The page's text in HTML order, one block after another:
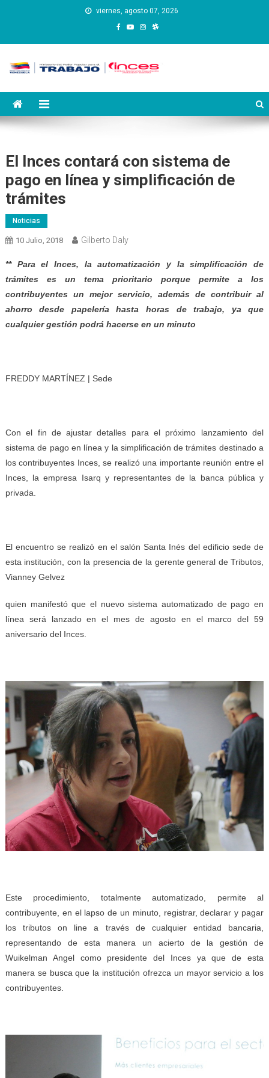
viernes, agosto 07, 2026
Instituto Nacional de
Capacitación y Educación
El Inces contará con sistema de
pago en línea y simplificación de
trámites
Noticias
10 Julio, 2018 Gilberto Daly
** Para el Inces, la automatización y la simplificación de
trámites es un tema prioritario porque permite a los
contribuyentes un mejor servicio, además de contribuir al
ahorro desde papelería hasta horas de trabajo, ya que
cualquier gestión podrá hacerse en un minuto
FREDDY MARTÍNEZ | Sede
Con el fin de ajustar detalles para el próximo lanzamiento del
sistema de pago en línea y la simplificación de trámites destinado a
los contribuyentes Inces, se realizó una importante reunión entre el
Inces, la empresa Isarq y representantes de la banca pública y
privada.
El encuentro se realizó en el salón Santa Inés del edificio sede de
esta institución, con la presencia de la gerente general de Tributos,
Vianney Gelvez
quien manifestó que el nuevo sistema automatizado de pago en
línea será lanzado en el mes de agosto en el marco del 59
aniversario del Inces.
Este procedimiento, totalmente automatizado, permite al
contribuyente, en el lapso de un minuto, registrar, declarar y pagar
los tributos on line a través de cualquier entidad bancaria,
representando de esta manera un acierto de la gestión de
Wuikelman Angel como presidente del Inces ya que de esta
manera se busca que la institución ofrezca un mayor servicio a los
contribuyentes.